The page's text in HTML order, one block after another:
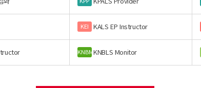
KEI KALS EP Instructor
KNBMKNBLS Monitor